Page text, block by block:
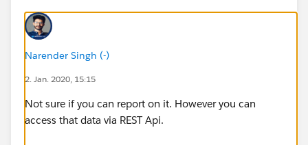
Narender Singh (-)
2. Jan. 2020, 15:15
Not sure if you can report on it. However you can
access that data via REST Api.